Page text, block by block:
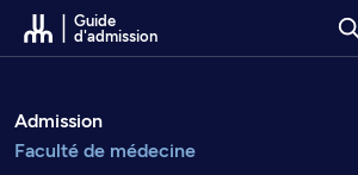
Passer au contenu
Guide
d'admission
Admission
Faculté de médecine